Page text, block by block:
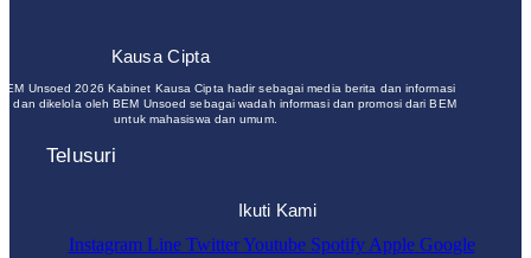
Kausa Cipta
Unsoed 2026 Kabinet Kausa Cipta hadir sebagai media berita dan informasi
dan dikelola oleh BEM Unsoed sebagai wadah informasi dan promosi dari BEM
untuk mahasiswa dan umum.
Telusuri
Ikuti Kami
Instagram Line Twitter Youtube Spotify Apple Google